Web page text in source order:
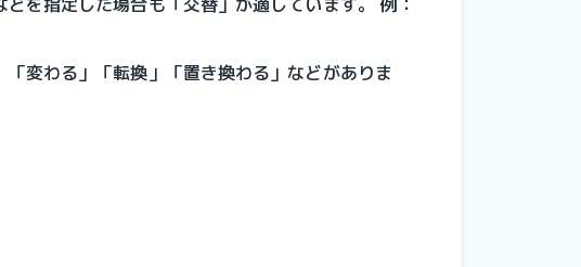
を指定した場合も「交替」が適しています。 例：
変わる」「転換」「置き換わる」などがありま